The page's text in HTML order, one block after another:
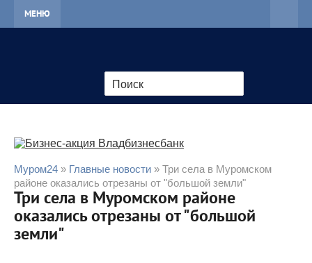
МЕНЮ
Муром24 » Главные новости » Три села в Муромском
районе оказались отрезаны от "большой земли"
Три села в Муромском районе
оказались отрезаны от "большой
земли"